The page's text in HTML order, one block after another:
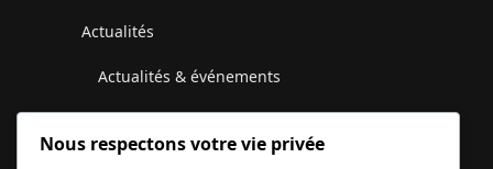
Actualités
Actualités & événements
Nous respectons votre vie privée